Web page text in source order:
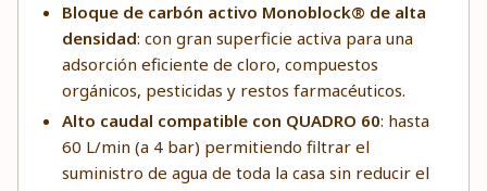
Bloque de carbón activo Monoblock® de alta
densidad: con gran superficie activa para una
adsorción eficiente de cloro, compuestos
orgánicos, pesticidas y restos farmacéuticos.
Alto caudal compatible con QUADRO 60: hasta
60 L/min (a 4 bar) permitiendo filtrar el
suministro de agua de toda la casa sin reducir el